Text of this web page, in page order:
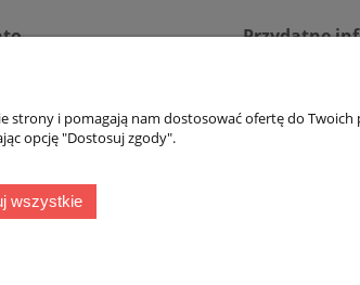
Przydatne
Dokonaj zwrotu
strony i pomagają nam dostosować ofertę do
opcję "Dostosuj zgody".
wszystkie